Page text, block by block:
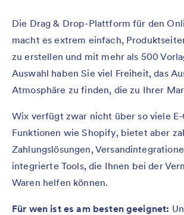
Die Drag & Drop-Plattform für den
macht es extrem einfach,
zu erstellen und mit mehr als 500
Auswahl haben Sie viel Freiheit, das
Atmosphäre zu finden, die zu Ihrer
Wix verfügt zwar nicht über so viele
Funktionen wie Shopify, bietet aber
Zahlungslösungen,
integrierte Tools, die Ihnen bei der
Waren helfen können.
Für wen ist es am besten geeignet: